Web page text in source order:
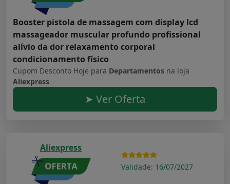
Booster pistola de massagem com display lcd
massageador muscular profundo profissional
alívio da dor relaxamento corporal
condicionamento físico
Cupom Desconto Hoje para Departamentos na loja
Aliexpress
➤ Ver Oferta
Aliexpress
Validade: 16/07/2027